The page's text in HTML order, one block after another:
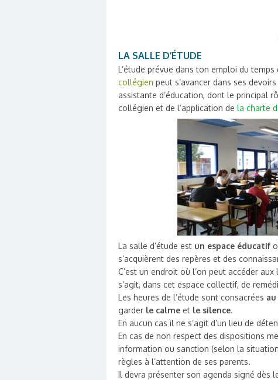
LA SALLE D’ÉTUDE
L’étude prévue dans ton emploi du temps
collégien peut s’avancer dans ses
assistante d’éducation, dont le principal
collégien et de l’application de la charte
La salle d’étude est un espace éducatif
s’acquièrent des repères et des
C’est un endroit où l’on peut accéder
s’agit, dans cet espace collectif, de
Les heures de l’étude sont consacrées
garder le calme et le silence.
En aucun cas il ne s’agit d’un lieu de
En cas de non respect des dispositions
information ou sanction (selon la
règles à l’attention de ses parents.
Il devra présenter son agenda signé dès